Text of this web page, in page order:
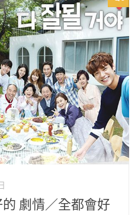
的 劇情／全都會好